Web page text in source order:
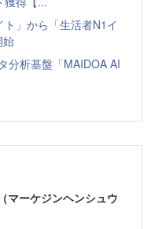
」から「生活者N1イ
始
分析基盤「MAIDOA AI
マーケジンヘンシュウ